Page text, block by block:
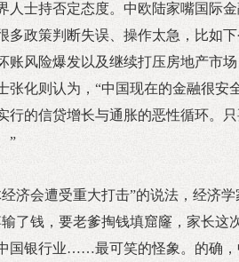
人士持否定态度。中欧陆家嘴国际
多政策判断失误、操作太急，比如
账风险爆发以及继续打压房地产市
张化则认为，“中国现在的金融很安
行的信贷增长与通胀的恶性循环。
”
济会遭受重大打击”的说法，经济
了钱，要老爹掏钱填窟窿，家长这
国银行业……最可笑的怪象。的确，